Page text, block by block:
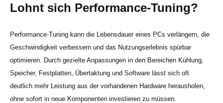
Lohnt sich Performance-Tuning?
Performance-Tuning kann die Lebensdauer eines PCs verlängern, die
Geschwindigkeit verbessern und das Nutzungserlebnis spürbar
optimieren. Durch gezielte Anpassungen in den Bereichen Kühlung,
Speicher, Festplatten, Übertaktung und Software lässt sich oft
deutlich mehr Leistung aus der vorhandenen Hardware herausholen,
ohne sofort in neue Komponenten investieren zu müssen.